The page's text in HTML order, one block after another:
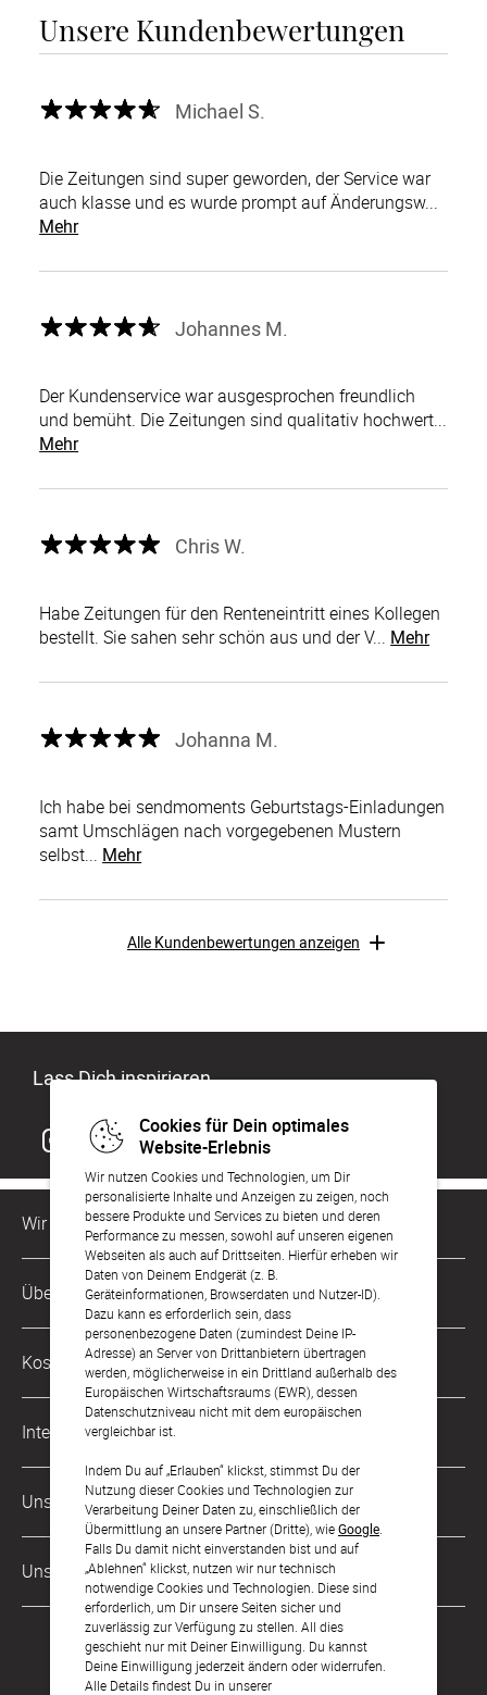
Cookies für Dein optimales
Website-Erlebnis
Wir nutzen Cookies und Technologien, um Dir
personalisierte Inhalte und Anzeigen zu zeigen, noch
bessere Produkte und Services zu bieten und deren
Performance zu messen, sowohl auf unseren eigenen
Webseiten als auch auf Drittseiten. Hierfür erheben wir
Daten von Deinem Endgerät (z. B.
Geräteinformationen, Browserdaten und Nutzer-ID).
Dazu kann es erforderlich sein, dass
personenbezogene Daten (zumindest Deine IP-
Adresse) an Server von Drittanbietern übertragen
werden, möglicherweise in ein Drittland außerhalb des
Europäischen Wirtschaftsraums (EWR), dessen
Datenschutzniveau nicht mit dem europäischen
vergleichbar ist.
Indem Du auf „Erlauben“ klickst, stimmst Du der
Nutzung dieser Cookies und Technologien zur
Verarbeitung Deiner Daten zu, einschließlich der
Übermittlung an unsere Partner (Dritte), wieGoogle
Falls Du damit nicht einverstanden bist und auf
„Ablehnen“ klickst, nutzen wir nur technisch
notwendige Cookies und Technologien. Diese sind
erforderlich, um Dir unsere Seiten sicher und
zuverlässig zur Verfügung zu stellen. All dies
geschieht nur mit Deiner Einwilligung. Du kannst
Deine Einwilligung jederzeit ändern oder widerrufen.
Alle Details findest Du in unserer
Unsere Kundenbewertungen
Michael S.
Die Zeitungen sind super geworden, der Service war
auch klasse und es wurde prompt auf Änderungsw...
Mehr
Johannes M.
Der Kundenservice war ausgesprochen freundlich
und bemüht. Die Zeitungen sind qualitativ hochwert...
Mehr
Chris W.
Habe Zeitungen für den Renteneintritt eines Kollegen
bestellt. Sie sahen sehr schön aus und der V... Mehr
Johanna M.
Ich habe bei sendmoments Geburtstags-Einladungen
samt Umschlägen nach vorgegebenen Mustern
selbst... Mehr
Alle Kundenbewertungen anzeigen
Lass Dich inspirieren
Wir sind für Dich da
Kundenservice-Hotline
0221 956 725 10
Mo. - Fr. von 9 bis 17 Uhr
kontakt@sendmoments.de
Über Uns
Philosophie
Karriere
Impressum
AGB & Widerrufsrecht
Zahlung & Versand
Datenschutz
Barrierefreiheitserklärung
LLM's
Kostenlose Services
Musterkarten
Digitale Gästelisten
FAQ & Hilfe
International
Österreich
Schweiz
Frankreich
Unsere Zahlungsarten
Unsere Partner